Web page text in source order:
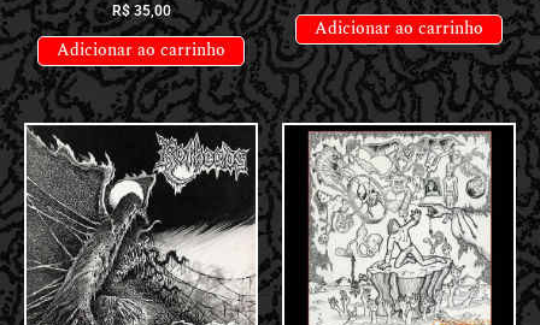
R$35,00
Adicionar ao carrinho
Adicionar ao carrinho